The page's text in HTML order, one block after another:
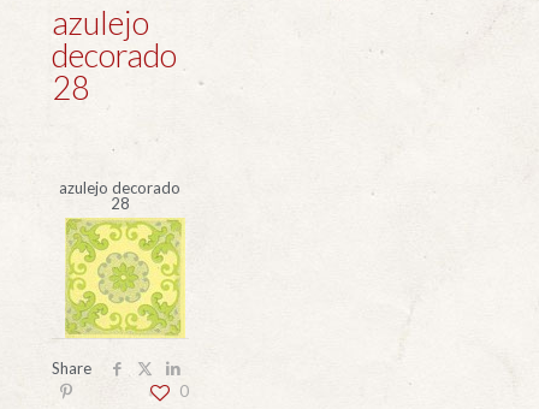
azulejo
decorado
28
azulejo decorado
28
Share
0